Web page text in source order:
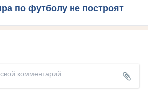
по футболу не построят